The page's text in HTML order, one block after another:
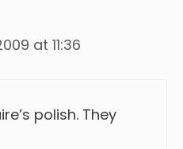
at 11:36
polish. They